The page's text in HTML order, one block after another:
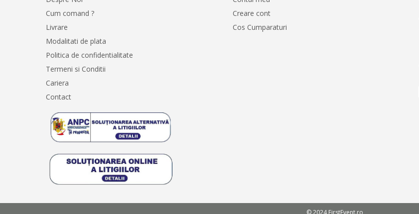
Cum comand ?
Livrare
Modalitati de plata
Politica de confidentialitate
Termeni si Conditii
Cariera
Contact
Creare cont
Cos Cumparaturi
© 2024 FirstEvent.ro